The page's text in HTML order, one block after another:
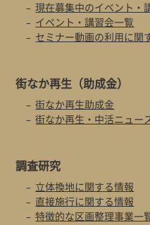
現在募集中のイベント・
イベント・講習会一覧
セミナー動画の利用に関
街なか再生 （助成金）
街なか再生助成金
街なか再生・中活ニュー
調査研究
立体換地に関する情報
直接施行に関する情報
特徴的な区画整理事業一